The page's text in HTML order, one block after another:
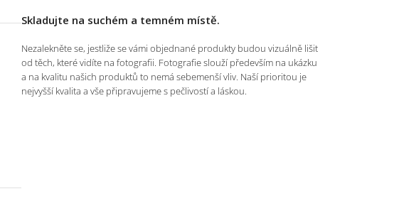
Skladujte na suchém a temném místě.
Nezalekněte se, jestliže se vámi objednané produkty budou vizuálně lišit
od těch, které vidíte na fotografii. Fotografie slouží především na ukázku
a na kvalitu našich produktů to nemá sebemenší vliv. Naší prioritou je
nejvyšší kvalita a vše připravujeme s pečlivostí a láskou.